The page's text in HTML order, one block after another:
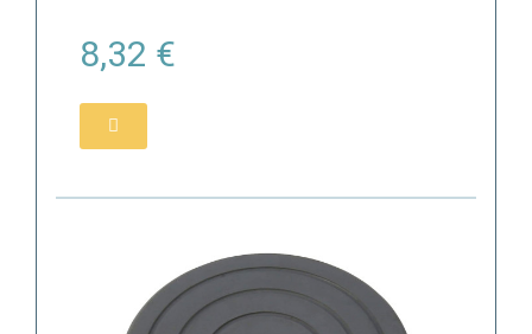
8,32 €